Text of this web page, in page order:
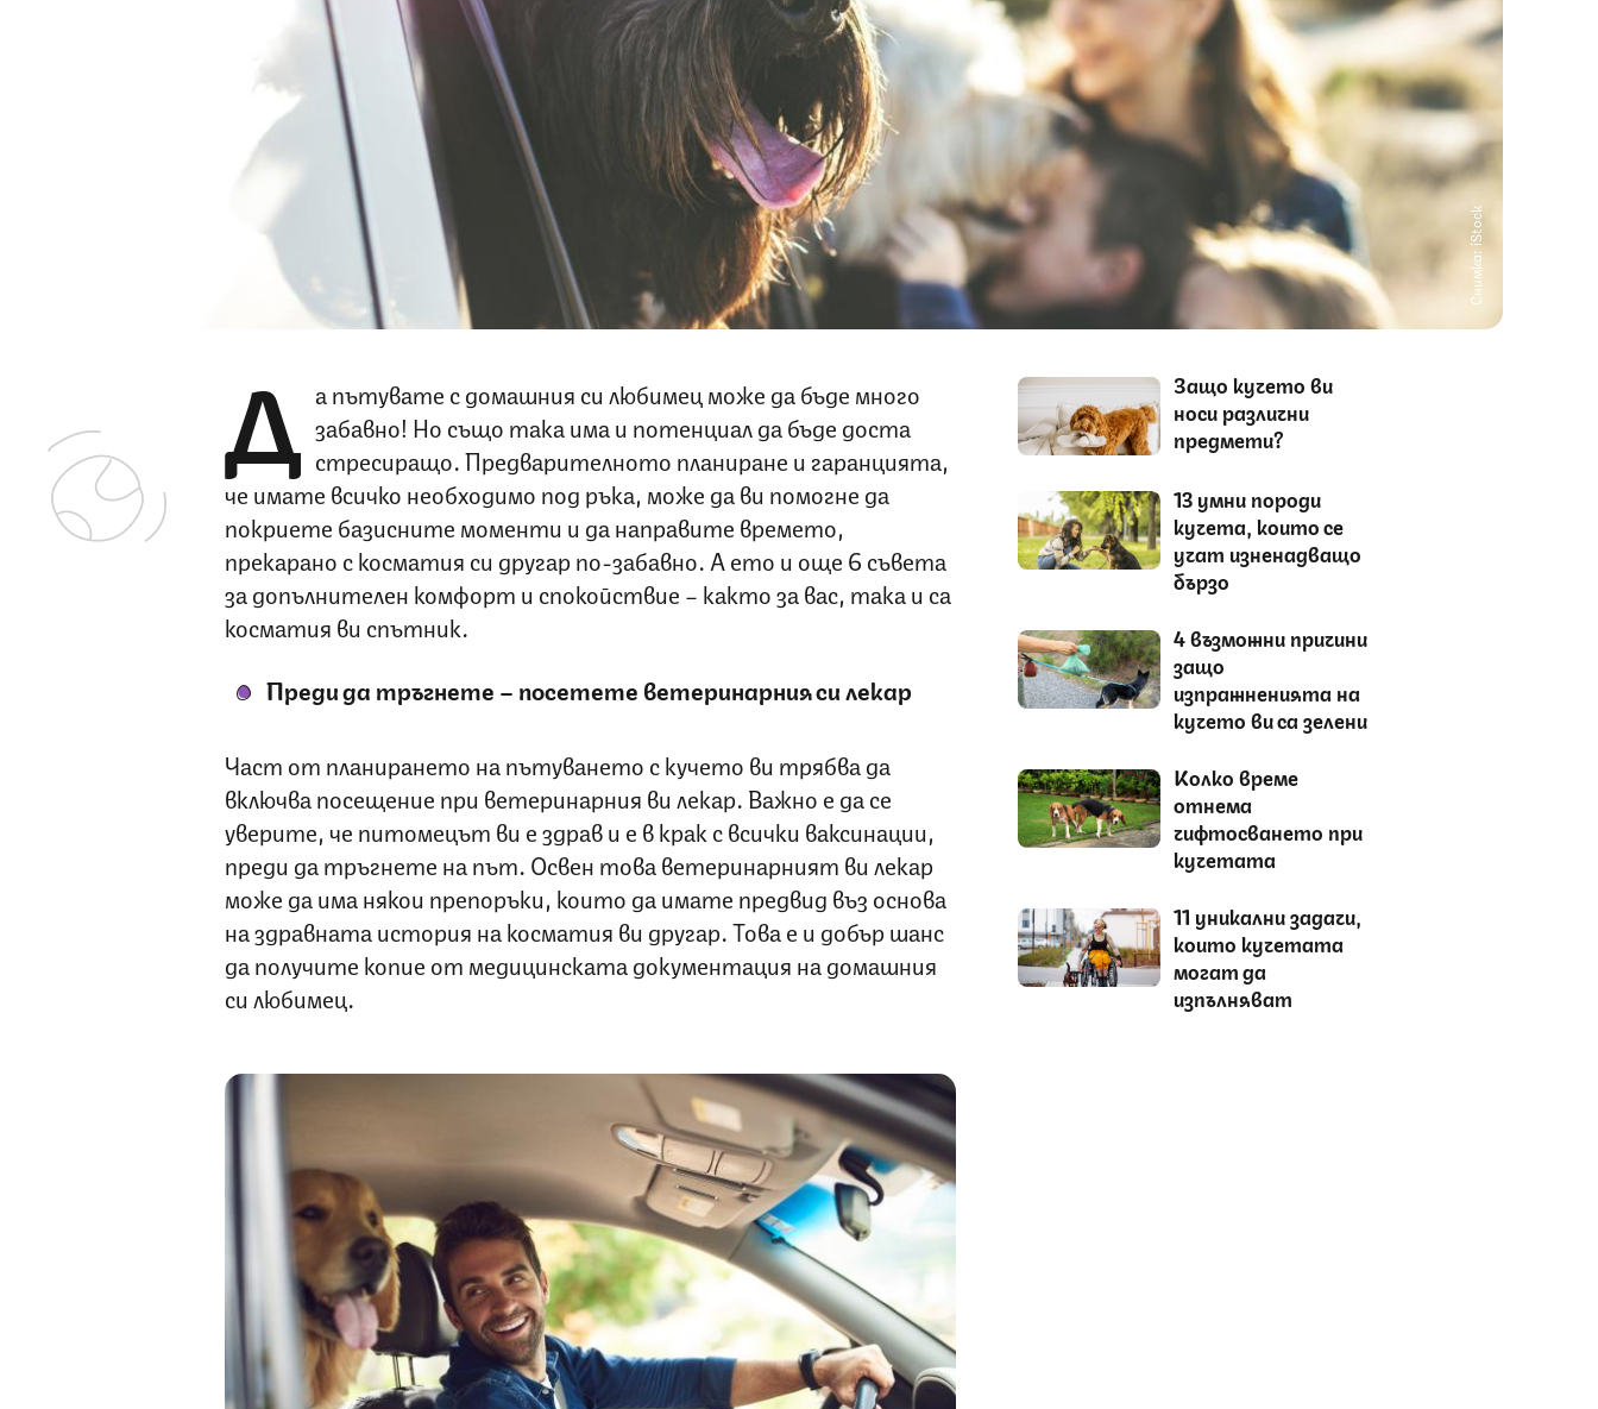
Снимка: iStock
Д а пътувате с домашния си любимец може да бъде много
забавно! Но също така има и потенциал да бъде доста
стресиращо. Предварителното планиране и гаранцията,
че имате всичко необходимо под ръка, може да ви помогне да
покриете базисните моменти и да направите времето,
прекарано с косматия си другар по-забавно. А ето и още 6 съвета
за допълнителен комфорт и спокойствие – както за вас, така и са
косматия ви спътник.
Преди да тръгнете – посетете ветеринарния си лекар
Част от планирането на пътуването с кучето ви трябва да
включва посещение при ветеринарния ви лекар. Важно е да се
уверите, че питомецът ви е здрав и е в крак с всички ваксинации,
преди да тръгнете на път. Освен това ветеринарният ви лекар
може да има някои препоръки, които да имате предвид въз основа
на здравната история на косматия ви другар. Това е и добър шанс
да получите копие от медицинската документация на домашния
си любимец.
Защо кучето ви
носи различни
предмети?
13 умни породи
кучета, които се
учат изненадващо
бързо
4 възможни причини
защо
изпражненията на
кучето ви са зелени
Колко време
отнема
чифтосването при
кучетата
11 уникални задачи,
които кучетата
могат да
изпълняват